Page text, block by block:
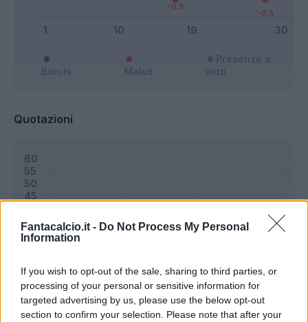
Fantacalcio.it - Do Not Process My Personal
Information
If you wish to opt-out of the sale, sharing to third parties, or
processing of your personal or sensitive information for
targeted advertising by us, please use the below opt-out
section to confirm your selection. Please note that after your
Bonus Malus
voto
Quotazioni